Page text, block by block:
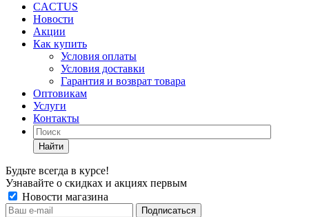
CACTUS
Новости
Акции
Как купить
Условия оплаты
Условия доставки
Гарантия и возврат товара
Оптовикам
Услуги
Контакты
Найти
Будьте всегда в курсе!
Узнавайте о скидках и акциях первым
Новости магазина